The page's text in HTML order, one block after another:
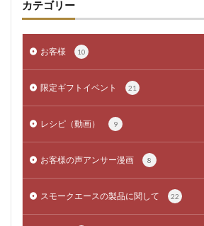
カテゴリー
お客様 10
限定ギフトイベント 21
レシピ（動画） 9
お客様の声アンサー漫画 8
スモークエースの製品に関して 22